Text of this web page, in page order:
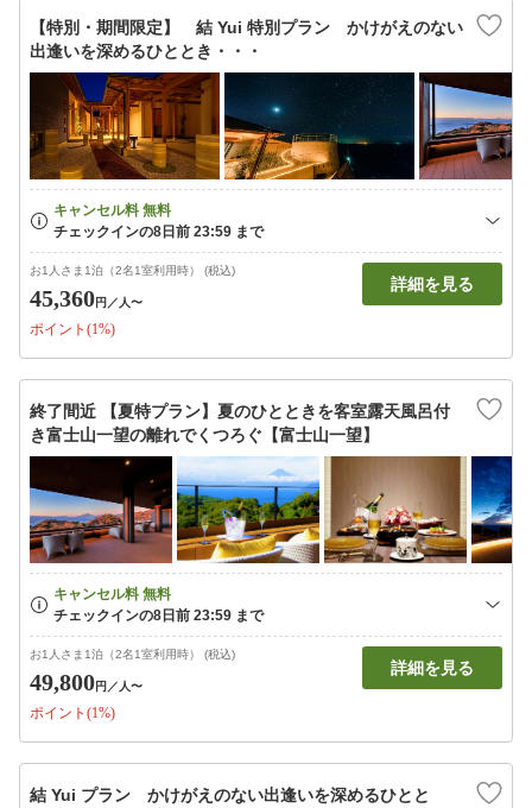
【特別・期間限定】 結 Yui 特別プラン かけがえのない
出逢いを深めるひととき・・・
お1人さま1泊（2名1室利用時） (税込)
45,360円 ／人〜
ポイント(1%)
詳細を見る
終了間近 【夏特プラン】夏のひとときを客室露天風呂付
き富士山一望の離れでくつろぐ【富士山一望】
お1人さま1泊（2名1室利用時） (税込)
49,800円 ／人〜
ポイント(1%)
詳細を見る
結 Yui プラン かけがえのない出逢いを深めるひとと